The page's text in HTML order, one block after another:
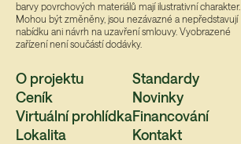
barvy povrchových materiálů mají ilustrativní charakter.
Mohou být změněny, jsou nezávazné a nepředstavují
nabídku ani návrh na uzavření smlouvy. Vyobrazené
zařízení není součástí dodávky.
O projektu
Ceník
Virtuální prohlídka
Lokalita
Standardy
Novinky
Financování
Kontakt